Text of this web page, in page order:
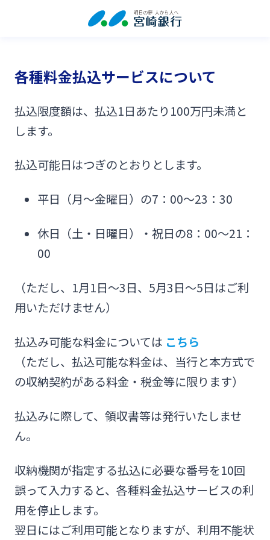
各種料金払込サービスについて
払込限度額は、払込1日あたり100万円未満と
します。
払込可能日はつぎのとおりとします。
平日（月～金曜日）の7：00～23：30
休日（土・日曜日）・祝日の8：00～21：
00
（ただし、1月1日～3日、5月3日～5日はご利
用いただけません）
払込み可能な料金については こちら
（ただし、払込可能な料金は、当行と本方式で
の収納契約がある料金・税金等に限ります）
払込みに際して、領収書等は発行いたしませ
ん。
収納機関が指定する払込に必要な番号を10回
誤って入力すると、各種料金払込サービスの利
用を停止します。
翌日にはご利用可能となりますが、利用不能状